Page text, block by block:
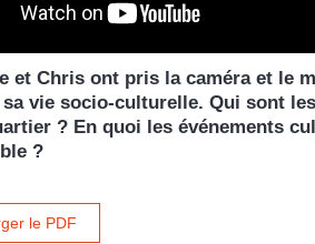
et Chris ont pris la caméra et le
vie socio-culturelle. Qui sont
? En quoi les événements
?
le PDF